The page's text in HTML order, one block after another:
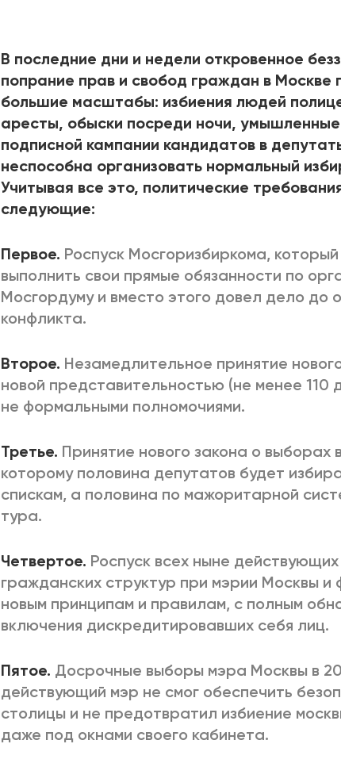
ПОДРОБНЕЕ
ВСЕ КНИГИ
В последние дни и недели откровенное
попрание прав и свобод граждан в Москве
большие масштабы: избиения людей
аресты, обыски посреди ночи,
подписной кампании кандидатов в
неспособна организовать нормальный
Учитывая все это, политические
следующие:
Первое. Роспуск Мосгоризбиркома,
выполнить свои прямые обязанности по
Мосгордуму и вместо этого довел дело до
конфликта.
Второе. Незамедлительное принятие
новой представительностью (не менее 110
не формальными полномочиями.
Третье. Принятие нового закона о выборах
которому половина депутатов будет
спискам, а половина по мажоритарной
тура.
Четвертое. Роспуск всех ныне
гражданских структур при мэрии Москвы и
новым принципам и правилам, с полным
включения дискредитировавших себя лиц.
Пятое. Досрочные выборы мэра Москвы в
действующий мэр не смог обеспечить
столицы и не предотвратил избиение
даже под окнами своего кабинета.